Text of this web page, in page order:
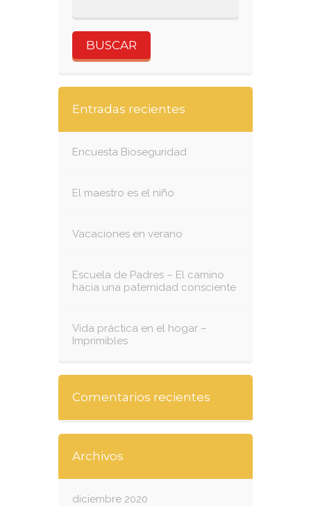
Entradas recientes
Encuesta Bioseguridad
El maestro es el niño
Vacaciones en verano
Escuela de Padres – El camino
hacia una paternidad consciente
Vida práctica en el hogar –
Imprimibles
Comentarios recientes
Archivos
diciembre 2020